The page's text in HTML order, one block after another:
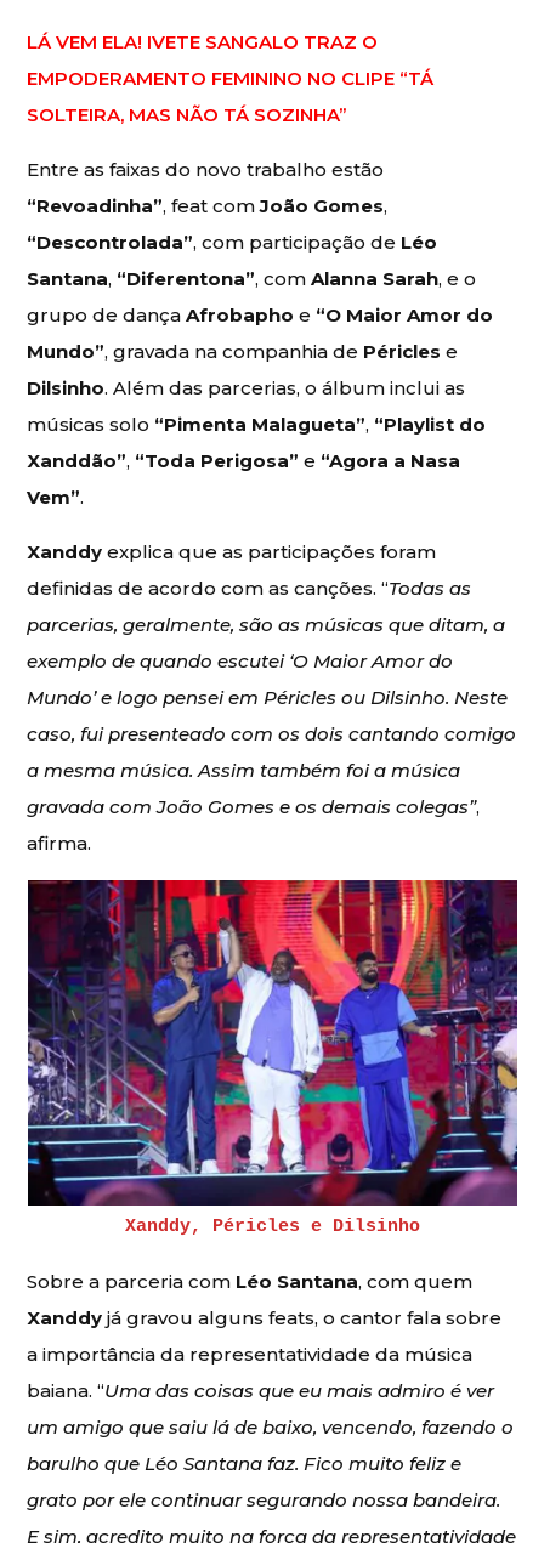
LÁ VEM ELA! IVETE SANGALO TRAZ O
EMPODERAMENTO FEMININO NO CLIPE “TÁ
SOLTEIRA, MAS NÃO TÁ SOZINHA”
Entre as faixas do novo trabalho estão
“Revoadinha”, feat comJoão Gomes,
“Descontrolada”, com participação de Léo
Santana, “Diferentona”, comAlanna Sarah, e o
grupo de dançaAfrobapho e “O Maior Amor do
Mundo”, gravada na companhia de Péricles e
Dilsinho. Além das parcerias, o álbum inclui as
músicas solo “Pimenta Malagueta”, “Playlist do
Xanddão”, “Toda Perigosa”e “Agora a Nasa
Vem”.
Xanddy explica que as participações foram
definidas de acordo com as canções. “Todas as
parcerias, geralmente, são as músicas que ditam, a
exemplo de quando escutei ‘O Maior Amor do
Mundo’ e logo pensei em Péricles ou Dilsinho. Neste
caso, fui presenteado com os dois cantando comigo
a mesma música. Assim também foi a música
gravada com João Gomes e os demais colegas”,
afirma.
Xanddy, Péricles e Dilsinho
Sobre a parceria com Léo Santana, com quem
Xanddy já gravou alguns feats, o cantor fala sobre
a importância da representatividade da música
baiana. “Uma das coisas que eu mais admiro é ver
um amigo que saiu lá de baixo, vencendo, fazendo o
barulho que Léo Santana faz. Fico muito feliz e
grato por ele continuar segurando nossa bandeira.
E sim, acredito muito na força da representatividade